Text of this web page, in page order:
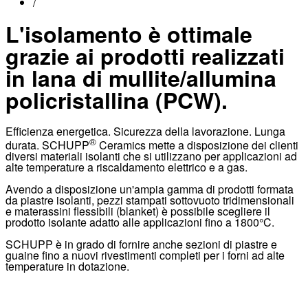
L'isolamento è ottimale
grazie ai prodotti realizzati
in lana di mullite/allumina
policristallina (PCW).
Efficienza energetica. Sicurezza della lavorazione. Lunga
durata. SCHUPP® Ceramics mette a disposizione dei clienti
diversi materiali isolanti che si utilizzano per applicazioni ad
alte temperature a riscaldamento elettrico e a gas.
Avendo a disposizione un'ampia gamma di prodotti formata
da piastre isolanti, pezzi stampati sottovuoto tridimensionali
e materassini flessibili (blanket) è possibile scegliere il
prodotto isolante adatto alle applicazioni fino a 1800°C.
SCHUPP è in grado di fornire anche sezioni di piastre e
guaine fino a nuovi rivestimenti completi per i forni ad alte
temperature in dotazione.